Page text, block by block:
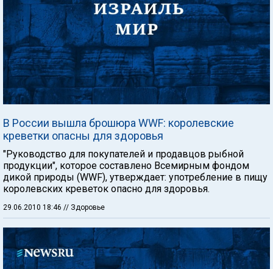
В России вышла брошюра WWF: королевские
креветки опасны для здоровья
"Руководство для покупателей и продавцов рыбной
продукции", которое составлено Всемирным фондом
дикой природы (WWF), утверждает: употребление в пищу
королевских креветок опасно для здоровья.
29.06.2010 18:46 // Здоровье